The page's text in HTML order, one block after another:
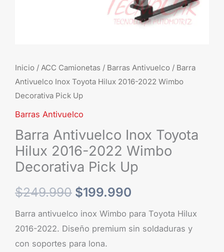
Inicio / ACC Camionetas / Barras Antivuelco / Barra
Antivuelco Inox Toyota Hilux 2016-2022 Wimbo
Decorativa Pick Up
Barras Antivuelco
Barra Antivuelco Inox Toyota
Hilux 2016-2022 Wimbo
Decorativa Pick Up
$249.990 $199.990
Barra antivuelco inox Wimbo para Toyota Hilux
2016-2022. Diseño premium sin soldaduras y
con soportes para lona.